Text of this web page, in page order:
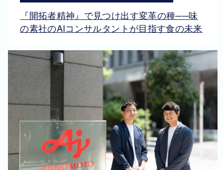
『開拓者精神』で見つけ出す変革の種──味
の素社のAIコンサルタントが目指す食の未来